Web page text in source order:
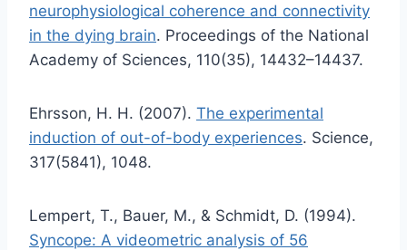
neurophysiological coherence and connectivity
in the dying brain. Proceedings of the National
Academy of Sciences, 110(35), 14432–14437.
Ehrsson, H. H. (2007). The experimental
induction of out-of-body experiences. Science,
317(5841), 1048.
Lempert, T., Bauer, M., & Schmidt, D. (1994).
Syncope: A videometric analysis of 56